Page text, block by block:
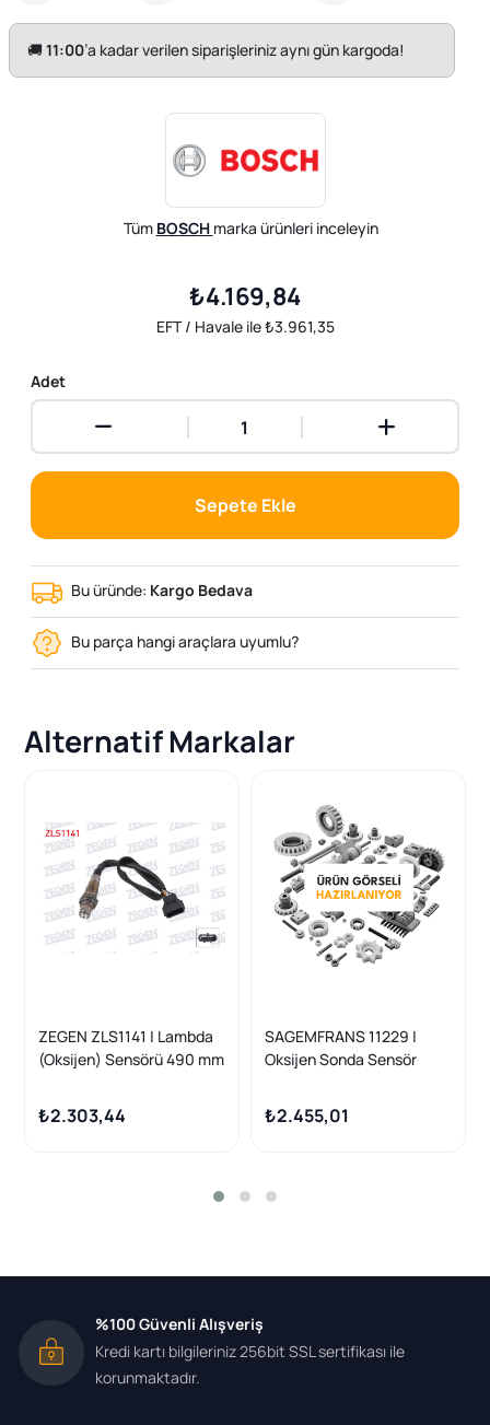
🚚11:00’a kadar verilen siparişleriniz aynı gün kargoda!
Tüm BOSCH marka ürünleri inceleyin
₺4.169,84
EFT / Havale ile ₺3.961,35
Adet
Sepete Ekle
Bu üründe: Kargo Bedava
Bu parça hangi araçlara uyumlu?
Alternatif Markalar
ZEGEN ZLS1141 | Lambda
(Oksijen) Sensörü 490 mm
628) 12-/ Megane IV
1.6İ-1.6 DCI (M5m 450)
₺2.303,44
SAGEMFRANS 11229 |
Oksijen Sonda Sensör
Talisman Scenic IV Gr
₺2.455,01
%100 Güvenli Alışveriş
Kredi kartı bilgileriniz 256bit SSL sertifikası ile
korunmaktadır.